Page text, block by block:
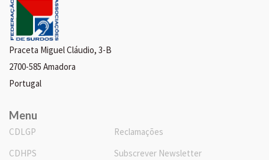
Praceta Miguel Cláudio, 3-B
2700-585 Amadora
Portugal
Menu
CDLGP
CDHPS
Reclamações
Subscrever Newsletter